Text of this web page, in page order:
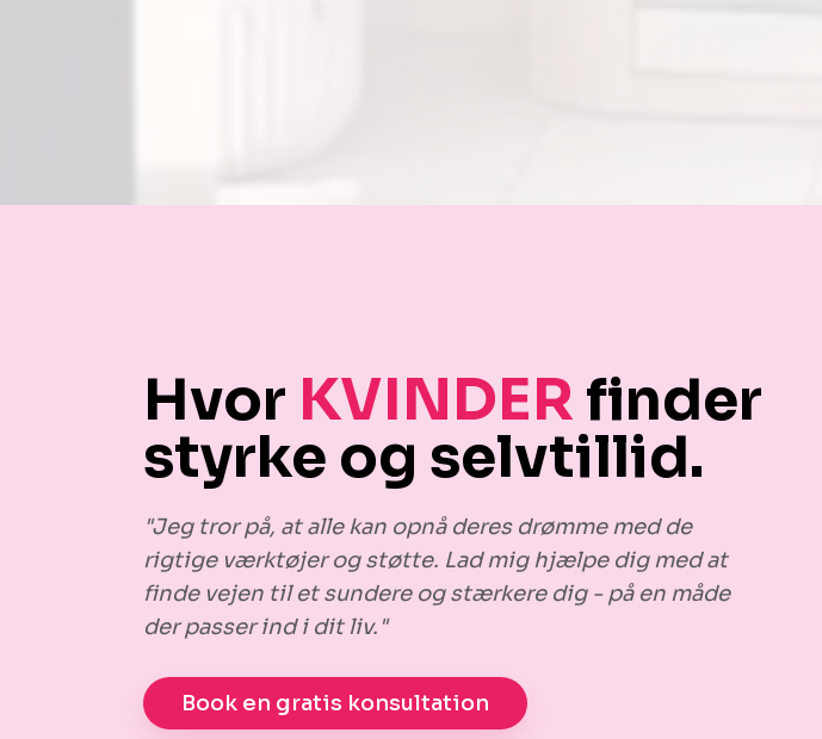
Hvor KVINDERfinder
styrke og selvtillid.
"Jeg tror på, at alle kan opnå deres drømme med de
rigtige værktøjer og støtte. Lad mig hjælpe dig med at
finde vejen til et sundere og stærkere dig - på en måde
der passer ind i dit liv."
Book en gratis konsultation